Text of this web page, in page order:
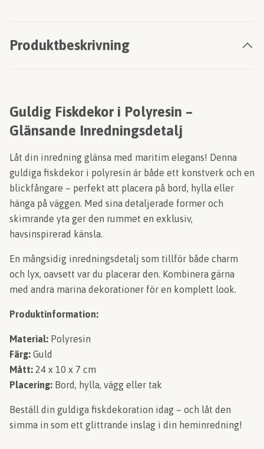
Produktbeskrivning
Guldig Fiskdekor i Polyresin –
Glänsande Inredningsdetalj
Låt din inredning glänsa med maritim elegans! Denna
guldiga fiskdekor i polyresin är både ett konstverk och en
blickfångare – perfekt att placera på bord, hylla eller
hänga på väggen. Med sina detaljerade former och
skimrande yta ger den rummet en exklusiv,
havsinspirerad känsla.
En mångsidig inredningsdetalj som tillför både charm
och lyx, oavsett var du placerar den. Kombinera gärna
med andra marina dekorationer för en komplett look.
Produktinformation:
Material: Polyresin
Färg: Guld
Mått: 24 x 10 x 7 cm
Placering: Bord, hylla, vägg eller tak
Beställ din guldiga fiskdekoration idag – och låt den
simma in som ett glittrande inslag i din heminredning!